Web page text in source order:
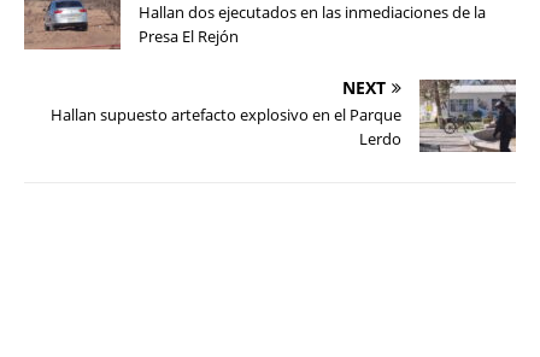
Hallan dos ejecutados en las inmediaciones de la
Presa El Rejón
NEXT
Hallan supuesto artefacto explosivo en el Parque
Lerdo